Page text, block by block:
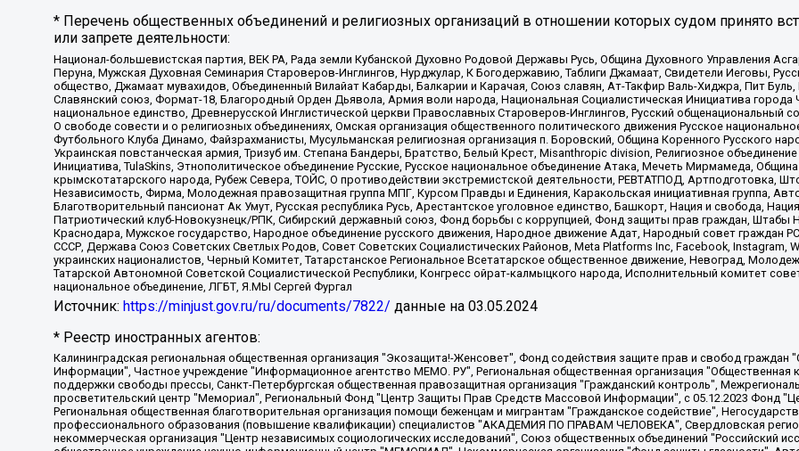
* Перечень общественных объединений и религиозных организаций в отношении которых судом принято
или запрете деятельности:
Национал-большевистская партия, ВЕК РА, Рада земли Кубанской Духовно Родовой Державы Русь, Община Духовного Управления
Перуна, Мужская Духовная Семинария Староверов-Инглингов, Нурджулар, К Богодержавию, Таблиги Джамаат, Свидетели Иеговы,
общество, Джамаат мувахидов, Объединенный Вилайат Кабарды, Балкарии и Карачая, Союз славян, Ат-Такфир Валь-Хиджра, Пит Буль,
Славянский союз, Формат-18, Благородный Орден Дьявола, Армия воли народа, Национальная Социалистическая Инициатива
национальное единство, Древнерусской Инглистической церкви Православных Староверов-Инглингов, Русский общенациональный
О свободе совести и о религиозных объединениях, Омская организация общественного политического движения Русское
Футбольного Клуба Динамо, Файзрахманисты, Мусульманская религиозная организация п. Боровский, Община Коренного Русского
Украинская повстанческая армия, Тризуб им. Степана Бандеры, Братство, Белый Крест, Misanthropic division, Религиозное
Инициатива, TulaSkins, Этнополитическое объединение Русские, Русское национальное объединение Атака, Мечеть Мирмамеда,
крымскотатарского народа, Рубеж Севера, ТОЙС, О противодействии экстремистской деятельности, РЕВТАТПОД, Артподготовка,
Независимость, Фирма, Молодежная правозащитная группа МПГ, Курсом Правды и Единения, Каракольская инициативная группа,
Благотворительный пансионат Ак Умут, Русская республика Русь, Арестантское уголовное единство, Башкорт, Нация и свобода,
Патриотический клуб-Новокузнецк/РПК, Сибирский державный союз, Фонд борьбы с коррупцией, Фонд защиты прав граждан, Штабы
Краснодара, Мужское государство, Народное объединение русского движения, Народное движение Адат, Народный совет граждан
СССР, Держава Союз Советских Светлых Родов, Совет Советских Социалистических Районов, Meta Platforms Inc, Facebook,
украинских националистов, Черный Комитет, Татарстанское Региональное Всетатарское общественное движение, Невоград,
Татарской Автономной Советской Социалистической Республики, Конгресс ойрат-калмыцкого народа, Исполнительный комитет
национальное объединение, ЛГБТ, Я.МЫ Сергей Фургал
Источник: https://minjust.gov.ru/ru/documents/7822/ данные на 03.05.2024
* Реестр иностранных агентов:
Калининградская региональная общественная организация "Экозащита!-Женсовет", Фонд содействия защите прав и свобод граждан "Общественный вердикт", Фонд "Институт Развития Свободы Информации", Частное учреждение "Информационное агентство МЕМО. РУ", Региональная общественная организация "Общественная комиссия по сохранению наследия академика Сахарова", Фонд поддержки свободы прессы, Санкт-Петербургская общественная правозащитная организация "Гражданский контроль", Межрегиональная общественная организация "Информационно-просветительский центр "Мемориал", Региональный Фонд "Центр Защиты Прав Средств Массовой Информации", с 05.12.2023 Фонд "Центр Защиты Прав Средств массовой информации", Региональная общественная благотворительная организация помощи беженцам и мигрантам "Гражданское содействие", Негосударственное образовательное учреждение дополнительного профессионального образования (повышение квалификации) специалистов "АКАДЕМИЯ ПО ПРАВАМ ЧЕЛОВЕКА", Свердловская региональная общественная организация "Сутяжник", Автономная некоммерческая организация "Центр независимых социологических исследований", Союз общественных объединений "Российский исследовательский центр по правам человека", Региональное общественное учреждение научно-информационный центр "МЕМОРИАЛ", Некоммерческая организация "Фонд защиты гласности", Автономная некоммерческая организация "Институт прав человека", Городская общественная организация "Екатеринбургское общество "МЕМОРИАЛ", Городская общественная организация "Рязанское историко-просветительское и правозащитное общество "Мемориал" (Рязанский Мемориал), Челябинский региональный орган общественной самодеятельности – женское общественное объединение "Женщины Евразии", Челябинский региональный орган общественной самодеятельности "Уральская правозащитная группа", Фонд содействия защите здоровья и социальной справедливости имени Андрея Рылькова, Автономная Некоммерческая Организация "Аналитический Центр Юрия Левады", Автономная некоммерческая организация социальной поддержки населения "Проект Апрель", Региональная общественная организация помощи женщинам и детям, находящимся в кризисной ситуации "Информационно-методический центр "Анна", Фонд содействия развитию массовых коммуникаций и правовому просвещению "Так-так-Так", Фонд содействия устойчивому развитию "Серебряная тайга", Свердловский региональный общественный фонд социальных проектов "Новое время", "Idel.Реалии", Кавказ.Реалии, Крым.Реалии, Телеканал Настоящее Время, Татаро-башкирская служба Радио Свобода (Azatliq Radiosi), Радио Свободная Европа/Радио Свобода (PCE/PC), "Сибирь.Реалии", "Фактограф", Благотворительный фонд помощи осужденным и их семьям, Автономная некоммерческая организация "Институт глобализации и социальных движений", Фонд "В защиту прав заключенных", Частное учреждение "Центр поддержки и содействия развитию средств массовой информации", Пензенский региональный общественный благотворительный фонд "Гражданский союз", "Север.Реалии", Некоммерческая организация Фонд "Правовая инициатива", Общество с ограниченной ответственностью "Радио Свободная Европа/Радио Свобода", Чешское информационное агентство "MEDIUM-ORIENT", Красноярская региональная общественная организация "Мы против СПИДа", Камалягин Денис Николаевич, Маркелов Сергей Евгеньевич, Пономарев Лев Александрович, Савицкая Людмила Алексеевна, Автономная некоммерческая организация "Центр по работе с проблемой насилия "НАСИЛИЮ.НЕТ", Межрегиональный профессиональный союз работников здравоохранения "Альянс врачей", Юридическое лицо, зарегистрированное в Латвийской Республике, SIA "Medusa Project" (регистрационный номер 40103797863, дата регистрации 10.06.2014), Некоммерческая организация "Фонд по борьбе с коррупцией", Автономная некоммерческая организация "Институт права и публичной политики", Баданин Роман Сергеевич, Гликин Максим Александрович, Железнова Мария Михайловна, Лукьянова Юлия Сергеевна, Маетная Елизавета Витальевна, Маняхин Петр Борисович, Чуракова Ольга Владимировна, Ярош Юлия Петровна, Юридическое лицо "The Insider SIA", зарегистрированное в Риге, Латвийская Республика (дата регистрации 26.06.2015), являющееся администратором доменного имени интернет-издания "The Insider SIA", https://theins.ru, Постернак Алексей Евгеньевич, Рубин Михаил Аркадьевич, Анин Роман Александрович, Юридическое лицо Istories fonds, зарегистрированное в Латвийской Республике (регистрационный номер 50008295751, дата регистрации 24.02.2020), Великовский Дмитрий Александрович, Долинина Ирина Николаевна, Мароховская Алеся Алексеевна, Шлейнов Роман Юрьевич, Шмагун Олеся Валентиновна, Общество с ограниченной ответственностью "Альтаир 2021", Общество с ограниченной ответственностью "Вега 2021", Общество с ограниченной ответственностью "Главный редактор 2021", Общество с ограниченной ответственностью "Ромашки монолит", Важенков Артем Валерьевич, Ивановская областная общественная организация "Центр гендерных исследований", Гурман Юрий Альбертович, Медиапроект "ОВД-Инфо", Егоров Владимир Владимирович, Жилинский Владимир Александрович, Общество с ограниченной ответственностью "ЗП", Иванова София Юрьевна, Карезина Инна Павловна, Кильтау Екатерина Викторовна, Петров Алексей Викторович, Пискунов Сергей Евгеньевич, Смирнов Сергей Сергеевич, Тихонов Михаил Сергеевич, Общество с ограниченной ответственностью "ЖУРНАЛИСТ-ИНОСТРАННЫЙ АГЕНТ", Арапова Галина Юрьевна, Вольтская Татьяна Анатольевна, Американская компания "Mason G.E.S. Anonymous Foundation" (США), являющаяся владельцем интернет-издания https://mnews.world/, Компания "Stichting Bellingcat", зарегистрированная в Нидерландах (дата регистрации 11.07.2018), Захаров Андрей Вячеславович, Клепиковская Екатерина Дмитриевна, Общество с ограниченной ответственностью "МЕМО", Перл Роман Александрович, Симонов Евгений Алексеевич, Соловьева Елена Анатольевна, Сотников Даниил Владимирович, Сурначева Елизавета Дмитриевна, Автономная некоммерческая организация по защите прав человека и информированию населения "Якутия – Наше Мнение", Общество с ограниченной ответственностью "Москоу диджитал медиа", с 26.01.2023 Общество с ограниченной ответственностью "Чайка Белые сады", Ветошкина Валерия Валерьевна, Заговора Максим Александрович, Межрегиональное общественное движение "Российская ЛГБТ - сеть", Оленичев Максим Владимирович, Павлов Иван Юрьевич, Скворцова Елена Сергеевна, Общество с ограниченной ответственностью "Как бы инагент", Кочетков Игорь Викторович, Общество с ограниченной ответственностью "Честные выборы", Еланчик Олег Александрович, Общество с ограниченной ответственностью "Нобелевский призыв", Гималова Регина Эмилевна, Григорьев Андрей Валерьевич, Григорьева Алина Александровна, Ассоциация по содействию защите прав призывников, альтернативнослужащих и военнослужащих "Правозащитная группа "Гражданин.Армия.Право", Хисамова Регина Фаритовна,